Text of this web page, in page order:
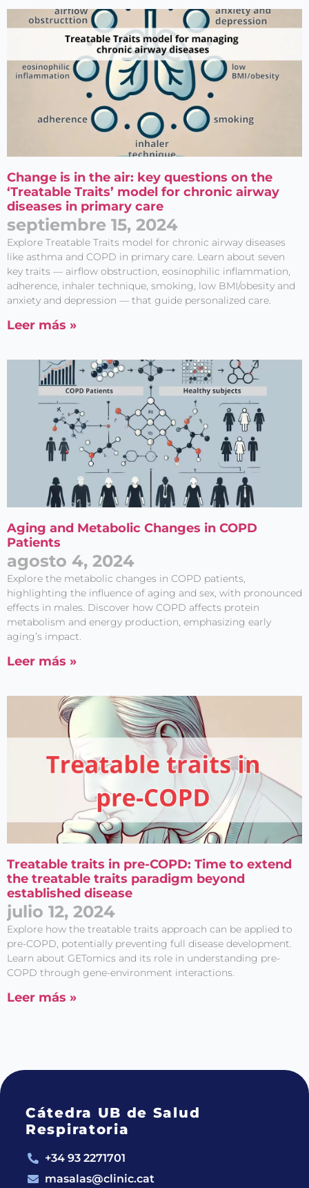
Change is in the air: key questions on the
‘Treatable Traits’ model for chronic airway
diseases in primary care
septiembre 15, 2024
Explore Treatable Traits model for chronic airway diseases
like asthma and COPD in primary care. Learn about seven
key traits — airflow obstruction, eosinophilic inflammation,
adherence, inhaler technique, smoking, low BMI/obesity and
anxiety and depression — that guide personalized care.
Leer más »
Aging and Metabolic Changes in COPD
Patients
agosto 4, 2024
Explore the metabolic changes in COPD patients,
highlighting the influence of aging and sex, with pronounced
effects in males. Discover how COPD affects protein
metabolism and energy production, emphasizing early
aging’s impact.
Leer más »
Treatable traits in pre-COPD: Time to extend
the treatable traits paradigm beyond
established disease
julio 12, 2024
Explore how the treatable traits approach can be applied to
pre-COPD, potentially preventing full disease development.
Learn about GETomics and its role in understanding pre-
COPD through gene-environment interactions.
Leer más »
Cátedra UB de Salud
Respiratoria
+34 93 2271701
masalas@clinic.cat